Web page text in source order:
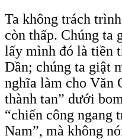
Ta không trách
còn thấp. Chúng ta
lấy mình đó là tiền
Dần; chúng ta giật
nghĩa làm cho Văn
thành tan” dưới
“chiến công ngang
Nam”, mà không